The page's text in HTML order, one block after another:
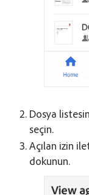
Dosya
seçin.
Açılan izin
dokunun.